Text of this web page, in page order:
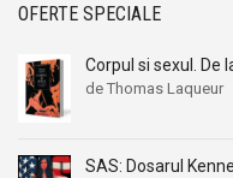
OFERTE SPECIALE
Corpul si sexul. De
de Thomas Laqueur
SAS: Dosarul